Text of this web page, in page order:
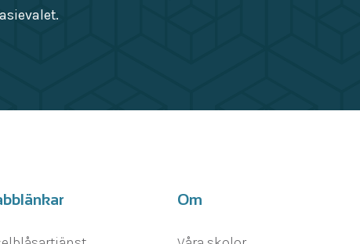
Om